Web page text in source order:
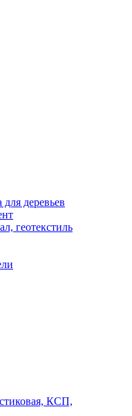
деревьев
геотекстиль
КСП,